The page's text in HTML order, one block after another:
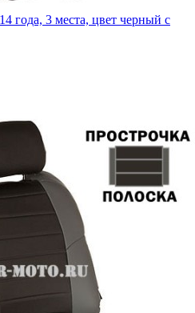
года, 3 места, цвет черный с